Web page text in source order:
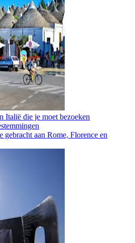
Italië die je moet bezoeken
gebracht aan Rome, Florence en